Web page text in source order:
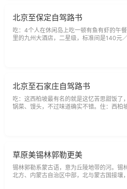
北京至保定自驾路书
吃：4个人在休闲岛上吃一顿有鱼有虾的午
里的九州大酒店，二星级，标准间是140元
是在太行山前的永定河和滹沱河冲积扇交汇
北京至石家庄自驾路书
吃：这西柏坡最有名的就是这忆苦思甜饭了
锅菜、馒头，不过味道确实不错。住：西柏
石家庄市平山县一个普通山村。西柏坡纪念
草原美锡林郭勒更美
锡林郭勒系蒙古语，意为丘陵地带的河。锡
北方、内蒙古自治区中部，北与蒙古国接壤